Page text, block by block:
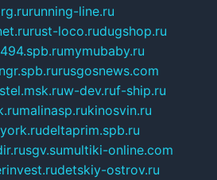
running-line.ru
rust-loco.rudugshop.ru
mymubaby.ru
ngr.spb.rurusgosnews.com
w-dev.ruf-ship.ru
malinasp.rukinosvin.ru
deltaprim.spb.ru
sgv.sumultiki-online.com
detskiy-ostrov.ru